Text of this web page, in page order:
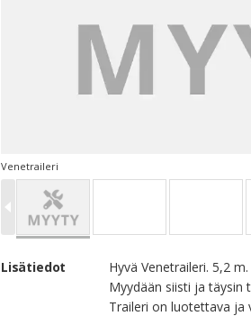
Venetraileri
Lisätiedot
Hyvä Venetraileri. 5,2 m.
Myydään siisti ja täysin
Traileri on luotettava ja